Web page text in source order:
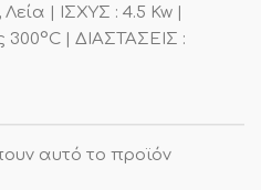
| ΙΣΧΥΣ : 4.5 Kw |
| ΔΙΑΣΤΑΣΕΙΣ :
αυτό το προϊόν